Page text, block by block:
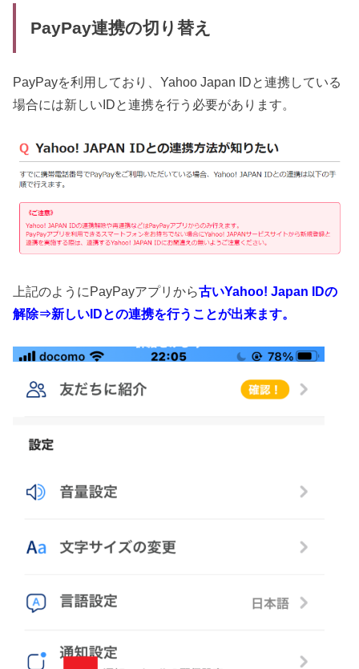
PayPay連携の切り替え
PayPayを利用しており、Yahoo Japan IDと連携している
場合には新しいIDと連携を行う必要があります。
上記のようにPayPayアプリから古いYahoo! Japan IDの
解除⇒新しいIDとの連携を行うことが出来ます。